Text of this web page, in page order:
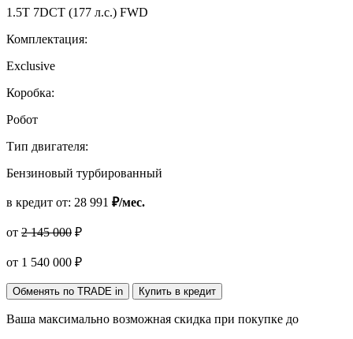
1.5T 7DCT (177 л.с.) FWD
Комплектация:
Exclusive
Коробка:
Робот
Тип двигателя:
Бензиновый турбированный
в кредит от: 28 991 ₽/мес.
от 2 145 000 ₽
от 1 540 000 ₽
Обменять по TRADE in Купить в кредит
Ваша максимально возможная скидка при покупке до